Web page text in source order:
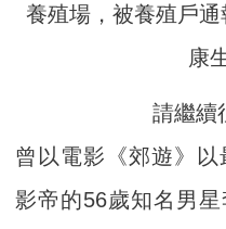
養殖場，被養殖戶
康
請繼續
曾以電影《郊遊》
影帝的56歲知名男